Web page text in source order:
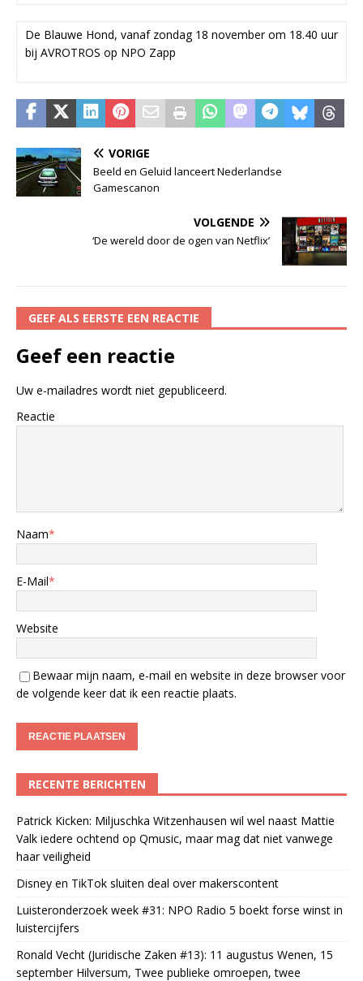
De Blauwe Hond, vanaf zondag 18 november om 18.40 uur
bij AVROTROS op NPO Zapp
VORIGE
Beeld en Geluid lanceert Nederlandse
Gamescanon
VOLGENDE
‘De wereld door de ogen van Netflix’
GEEF ALS EERSTE EEN REACTIE
Geef een reactie
Uw e-mailadres wordt niet gepubliceerd.
Reactie
Naam*
E-Mail*
Website
Bewaar mijn naam, e-mail en website in deze browser voor
de volgende keer dat ik een reactie plaats.
RECENTE BERICHTEN
Patrick Kicken: Miljuschka Witzenhausen wil wel naast Mattie
Valk iedere ochtend op Qmusic, maar mag dat niet vanwege
haar veiligheid
Disney en TikTok sluiten deal over makerscontent
Luisteronderzoek week #31: NPO Radio 5 boekt forse winst in
luistercijfers
Ronald Vecht (Juridische Zaken #13): 11 augustus Wenen, 15
september Hilversum, Twee publieke omroepen, twee